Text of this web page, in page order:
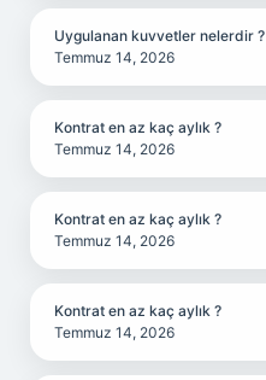
Uygulanan kuvvetler nelerdir ?
Temmuz 14, 2026
Kontrat en az kaç aylık ?
Temmuz 14, 2026
Kontrat en az kaç aylık ?
Temmuz 14, 2026
Kontrat en az kaç aylık ?
Temmuz 14, 2026